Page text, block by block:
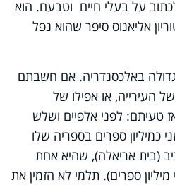
על בעלי חיים וטבעם. הוא
אליאנוס סיפר שהוא נפל
באלכסנדריה. אם חשבתם
העירייה, או אפילו של
טעיתם: לפני אלפיים ושלש
כמיליון ספרים בספריה שלו
(בית אריאלה), שהיא אחת
ספרים). תלמי לא הזמין את